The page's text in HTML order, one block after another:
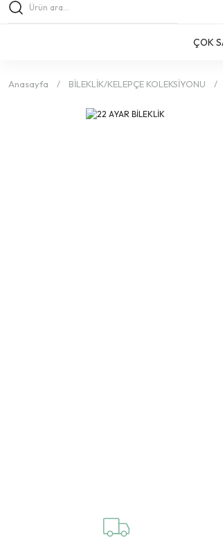
ÇOK
Anasayfa BİLEKLİK/KELEPÇE KOLEKSİYONU